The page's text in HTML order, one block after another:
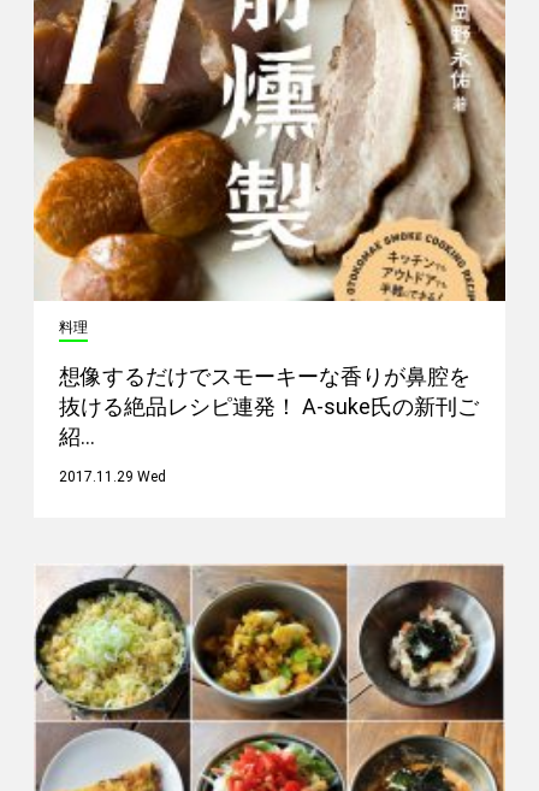
料理
想像するだけでスモーキーな香りが鼻腔を
抜ける絶品レシピ連発！ A-suke氏の新刊ご
紹…
2017.11.29 Wed